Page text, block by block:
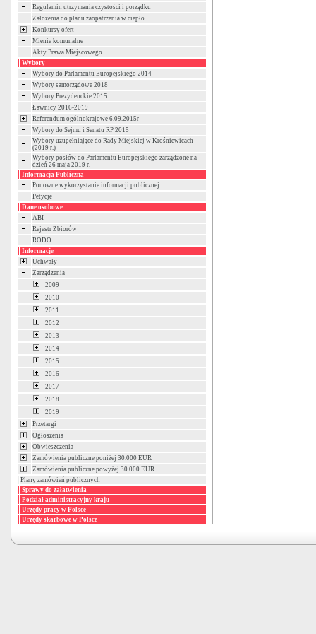
Regulamin utrzymania czystości i porządku
Założenia do planu zaopatrzenia w ciepło
Konkursy ofert
Mienie komunalne
Akty Prawa Miejscowego
Wybory
Wybory do Parlamentu Europejskiego 2014
Wybory samorządowe 2018
Wybory Prezydenckie 2015
Ławnicy 2016-2019
Referendum ogólnokrajowe 6.09.2015r
Wybory do Sejmu i Senatu RP 2015
Wybory uzupełniające do Rady Miejskiej w Krośniewicach
(2019 r.)
Wybory posłów do Parlamentu Europejskiego zarządzone na
dzień 26 maja 2019 r.
Informacja Publiczna
Ponowne wykorzystanie informacji publicznej
Petycje
Dane osobowe
ABI
Rejestr Zbiorów
RODO
Informacje
Uchwały
Zarządzenia
2009
2010
2011
2012
2013
2014
2015
2016
2017
2018
2019
Przetargi
Ogłoszenia
Obwieszczenia
Zamówienia publiczne poniżej 30.000 EUR
Zamówienia publiczne powyżej 30.000 EUR
Plany zamówień publicznych
Sprawy do załatwienia
Podział administracyjny kraju
Urzędy pracy w Polsce
Urzędy skarbowe w Polsce